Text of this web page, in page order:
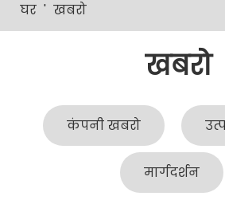
घर ' खबरो
खबरो
कंपनी खबरो
मार्गदर्शन